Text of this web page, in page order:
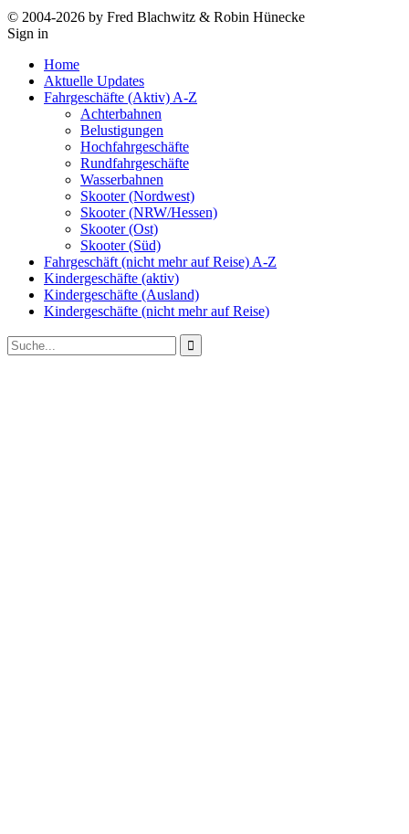
© 2004-2026 by Fred Blachwitz & Robin Hünecke
Sign in
Home
Aktuelle Updates
Fahrgeschäfte (Aktiv) A-Z
Achterbahnen
Belustigungen
Hochfahrgeschäfte
Rundfahrgeschäfte
Wasserbahnen
Skooter (Nordwest)
Skooter (NRW/Hessen)
Skooter (Ost)
Skooter (Süd)
Fahrgeschäft (nicht mehr auf Reise) A-Z
Kindergeschäfte (aktiv)
Kindergeschäfte (Ausland)
Kindergeschäfte (nicht mehr auf Reise)